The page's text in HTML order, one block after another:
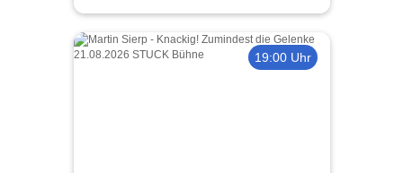
19:00 Uhr